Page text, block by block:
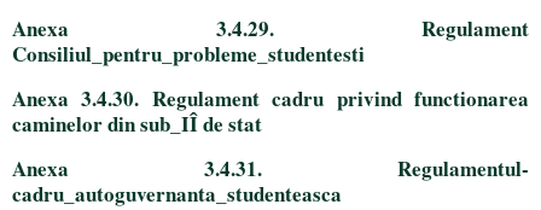
Anexa 3.4.29. Regulament
Consiliul_pentru_probleme_studentesti
Anexa 3.4.30. Regulament cadru privind functionarea
caminelor din sub_IÎ de stat
Anexa 3.4.31. Regulamentul-
cadru_autoguvernanta_studenteasca